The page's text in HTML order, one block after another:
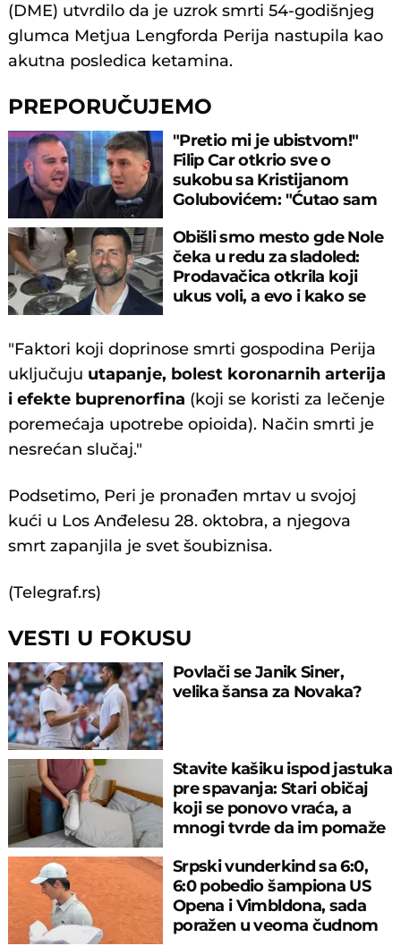
(DME) utvrdilo da je uzrok smrti 54-godišnjeg
glumca Metjua Lengforda Perija nastupila kao
akutna posledica ketamina.
PREPORUČUJEMO
"Pretio mi je ubistvom!"
Filip Car otkrio sve o
sukobu sa Kristijanom
Golubovićem: "Ćutao sam
Obišli smo mesto gde Nole
čeka u redu za sladoled:
Prodavačica otkrila koji
ukus voli, a evo i kako se
"Faktori koji doprinose smrti gospodina Perija
uključuju utapanje, bolest koronarnih arterija
i efekte buprenorfina (koji se koristi za lečenje
poremećaja upotrebe opioida). Način smrti je
nesrećan slučaj."
Podsetimo, Peri je pronađen mrtav u svojoj
kući u Los Anđelesu 28. oktobra, a njegova
smrt zapanjila je svet šoubiznisa.
(Telegraf.rs)
VESTI U FOKUSU
Povlači se Janik Siner,
velika šansa za Novaka?
Stavite kašiku ispod jastuka
pre spavanja: Stari običaj
koji se ponovo vraća, a
mnogi tvrde da im pomaže
Srpski vunderkind sa 6:0,
6:0 pobedio šampiona US
Opena i Vimbldona, sada
poražen u veoma čudnom